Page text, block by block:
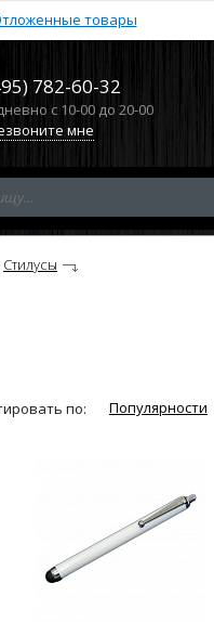
товары
782-60-32
с 10-00 до 20-00
мне
Стилусы
по: Популярности